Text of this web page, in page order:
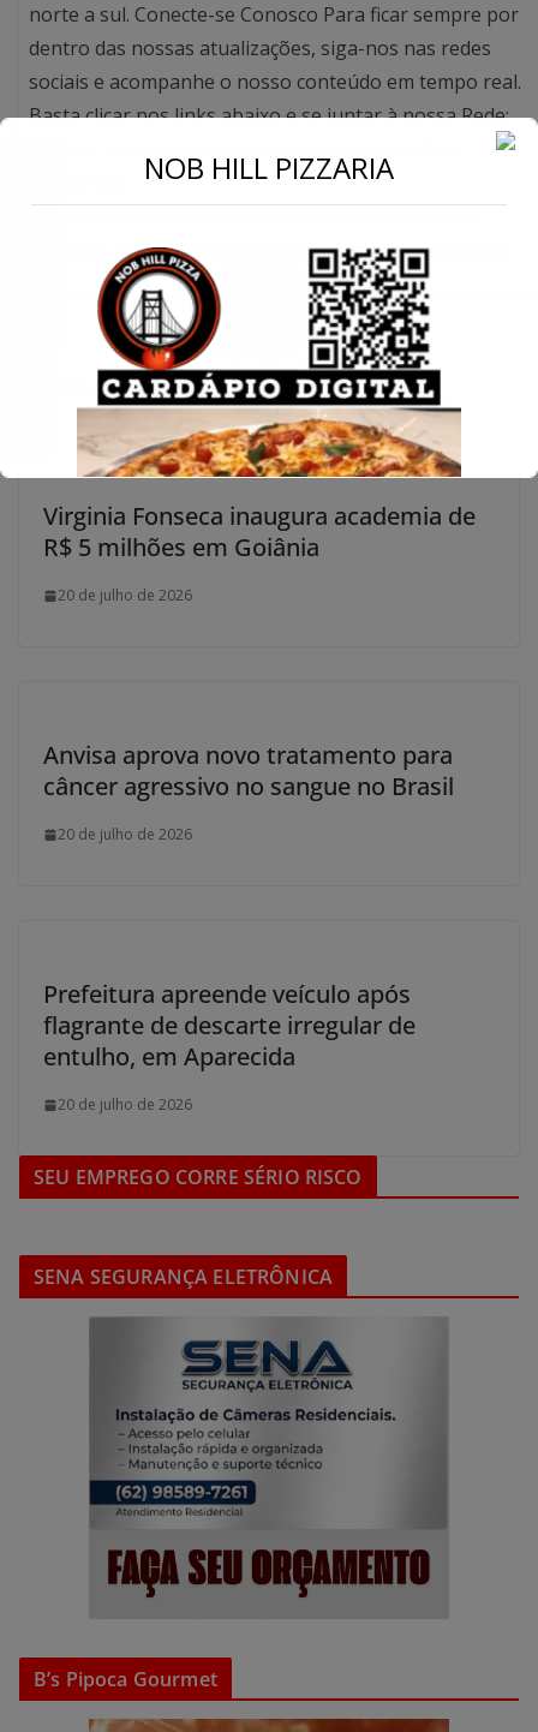
norte a sul. Conecte-se Conosco Para ficar sempre por
dentro das nossas atualizações, siga-nos nas redes
sociais e acompanhe o nosso conteúdo em tempo real.
Basta clicar nos links abaixo e se juntar à nossa Rede:
Youtube: https://www.youtube.com/@goianiaurgente
Você pode gostar também
Virginia Fonseca inaugura academia de
R$ 5 milhões em Goiânia
20 de julho de 2026
Anvisa aprova novo tratamento para
câncer agressivo no sangue no Brasil
20 de julho de 2026
Prefeitura apreende veículo após
flagrante de descarte irregular de
entulho, em Aparecida
20 de julho de 2026
SEU EMPREGO CORRE SÉRIO RISCO
SENA SEGURANÇA ELETRÔNICA
B’s Pipoca Gourmet
NOB HILL PIZZARIA